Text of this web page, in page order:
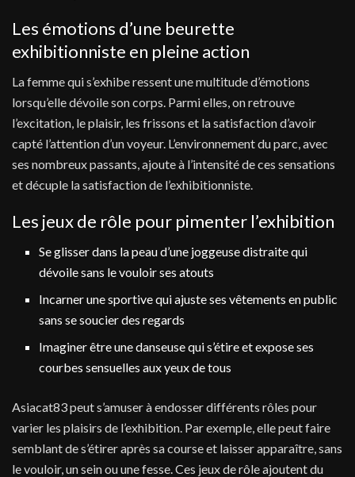
Les émotions d’une beurette
exhibitionniste en pleine action
La femme qui s’exhibe ressent une multitude d’émotions
lorsqu’elle dévoile son corps. Parmi elles, on retrouve
l’excitation, le plaisir, les frissons et la satisfaction d’avoir
capté l’attention d’un voyeur. L’environnement du parc, avec
ses nombreux passants, ajoute à l’intensité de ces sensations
et décuple la satisfaction de l’exhibitionniste.
Les jeux de rôle pour pimenter l’exhibition
Se glisser dans la peau d’une joggeuse distraite qui
dévoile sans le vouloir ses atouts
Incarner une sportive qui ajuste ses vêtements en public
sans se soucier des regards
Imaginer être une danseuse qui s’étire et expose ses
courbes sensuelles aux yeux de tous
Asiacat83 peut s’amuser à endosser différents rôles pour
varier les plaisirs de l’exhibition. Par exemple, elle peut faire
semblant de s’étirer après sa course et laisser apparaître, sans
le vouloir, un sein ou une fesse. Ces jeux de rôle ajoutent du